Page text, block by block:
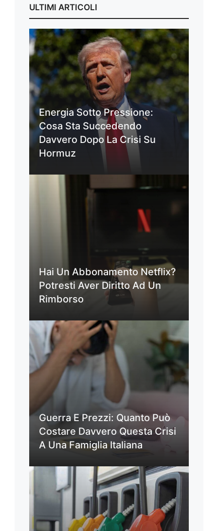
ULTIMI ARTICOLI
Energia Sotto Pressione:
Cosa Sta Succedendo
Davvero Dopo La Crisi Su
Hormuz
Hai Un Abbonamento Netflix?
Potresti Aver Diritto Ad Un
Rimborso
Guerra E Prezzi: Quanto Può
Costare Davvero Questa Crisi
A Una Famiglia Italiana